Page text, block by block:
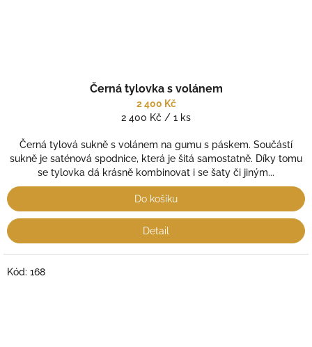
Černá tylovka s volánem
2 400 Kč
Měrná
2 400 Kč / 1 ks
Černá tylová sukně s volánem na gumu s páskem. Součástí
sukně je saténová spodnice, která je šitá samostatně. Díky tomu
se tylovka dá krásně kombinovat i se šaty či jiným...
Do košíku
Detail
Kód: 168